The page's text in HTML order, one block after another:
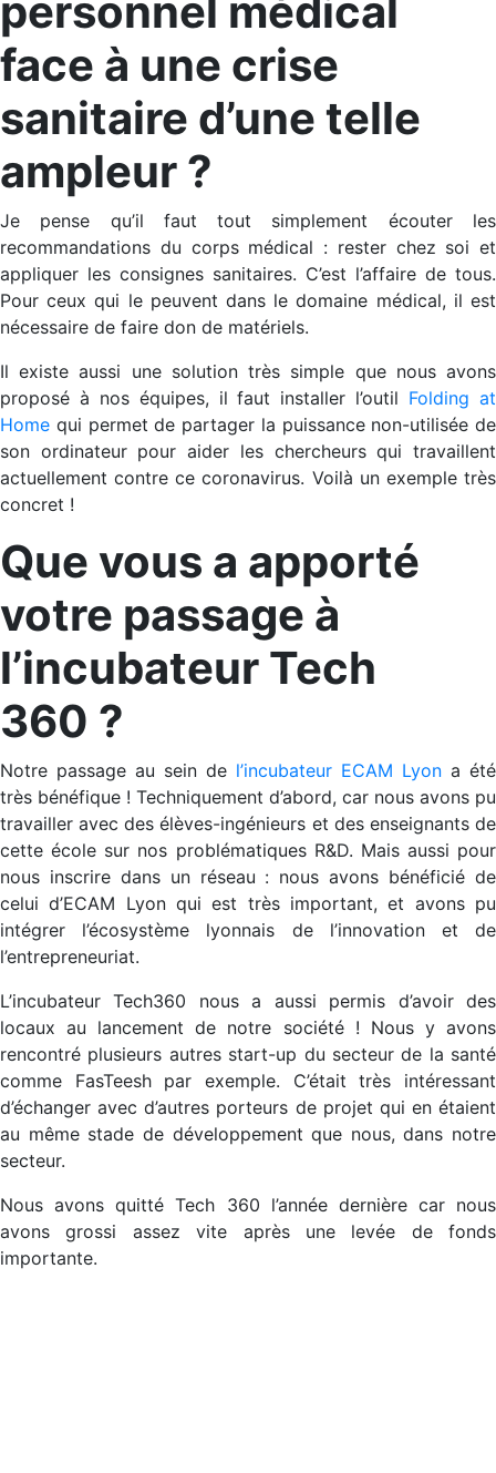
personnel médical
face à une crise
sanitaire d’une telle
ampleur ?
Je pense qu’il faut tout simplement écouter les
recommandations du corps médical : rester chez soi et
appliquer les consignes sanitaires. C’est l’affaire de tous.
Pour ceux qui le peuvent dans le domaine médical, il est
nécessaire de faire don de matériels.
Il existe aussi une solution très simple que nous avons
proposé à nos équipes, il faut installer l’outil Folding at
Home qui permet de partager la puissance non-utilisée de
son ordinateur pour aider les chercheurs qui travaillent
actuellement contre ce coronavirus. Voilà un exemple très
concret !
Que vous a apporté
votre passage à
l’incubateur Tech
360 ?
Notre passage au sein de l’incubateur ECAM Lyon a été
très bénéfique ! Techniquement d’abord, car nous avons pu
travailler avec des élèves-ingénieurs et des enseignants de
cette école sur nos problématiques R&D. Mais aussi pour
nous inscrire dans un réseau : nous avons bénéficié de
celui d’ECAM Lyon qui est très important, et avons pu
intégrer l’écosystème lyonnais de l’innovation et de
l’entrepreneuriat.
L’incubateur Tech360 nous a aussi permis d’avoir des
locaux au lancement de notre société ! Nous y avons
rencontré plusieurs autres start-up du secteur de la santé
comme FasTeesh par exemple. C’était très intéressant
d’échanger avec d’autres porteurs de projet qui en étaient
au même stade de développement que nous, dans notre
secteur.
Nous avons quitté Tech 360 l’année dernière car nous
avons grossi assez vite après une levée de fonds
importante.